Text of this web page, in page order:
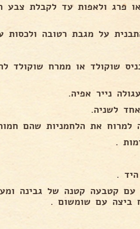
על מגבת רטובה
שוקולד או ממרח שוקולד
נייר אפיה.
לשניה.
למרוח את הלחמניות שהם
.
.
קטבעה קטנה של גבינה
ביצה עם שומשום .